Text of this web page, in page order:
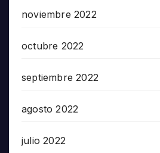
noviembre 2022
octubre 2022
septiembre 2022
agosto 2022
julio 2022